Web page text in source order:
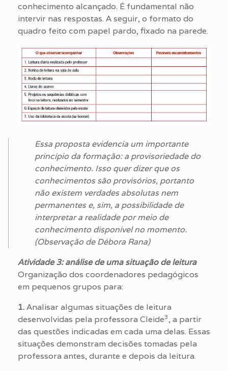
conhecimento alcançado. É fundamental não
intervir nas respostas. A seguir, o formato do
quadro feito com papel pardo, fixado na parede.
Essa proposta evidencia um importante
princípio da formação: a provisoriedade do
conhecimento. Isso quer dizer que os
conhecimentos são provisórios, portanto
não existem verdades absolutas nem
permanentes e, sim, a possibilidade de
interpretar a realidade por meio de
conhecimento disponível no momento.
(Observação de Débora Rana)
Atividade 3: análise de uma situação de leitura
Organização dos coordenadores pedagógicos
em pequenos grupos para:
1.Analisar algumas situações de leitura
desenvolvidas pela professora Cleide3, a partir
das questões indicadas em cada uma delas. Essas
situações demonstram decisões tomadas pela
professora antes, durante e depois da leitura.